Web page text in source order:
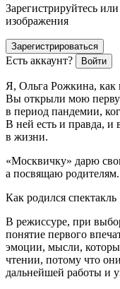
Зарегистрируйтесь
изображения
Зарегистрироваться
Есть аккаунт? Войти
Я, Ольга Рожкина, как
Вы открыли мою
в период пандемии,
В ней есть и правда, и
в жизни.
«Москвичку» дарю
а посвящаю родителям.
Как родился
В режиссуре, при
понятие первого
эмоции, мысли,
чтении, потому что
дальнейшей работы и